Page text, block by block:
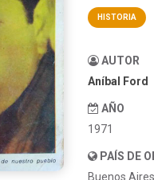
HISTORIA
AUTOR
Aníbal Ford
AÑO
1971
PAÍS DE
Buenos